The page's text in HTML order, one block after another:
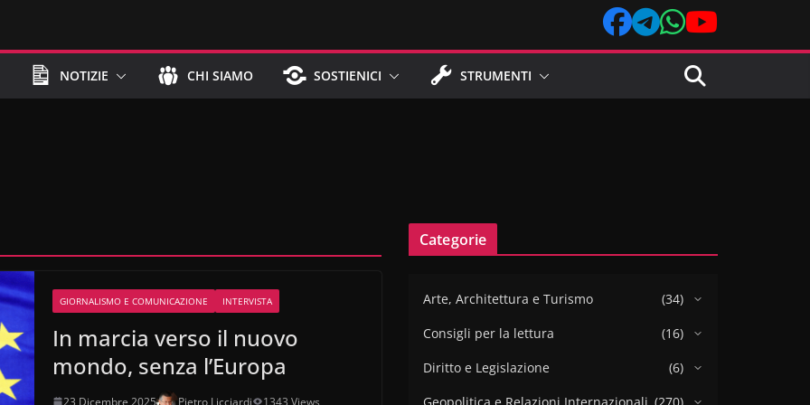
NOTIZIE CHI SIAMO SOSTIENICI STRUMENTI
GIORNALISMO E COMUNICAZIONE INTERVISTA
In marcia verso il nuovo
mondo, senza l’Europa
23 Dicembre 2025 Pietro Licciardi
1343 Views
Categorie
Arte, Architettura e Turismo
(34)
Consigli per la lettura
(16)
Diritto e Legislazione
(6)
Geopolitica e Relazioni Internazionali (270)